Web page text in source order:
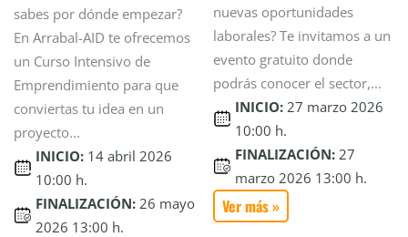
sabes por dónde empezar?
En Arrabal-AID te ofrecemos
un Curso Intensivo de
Emprendimiento para que
conviertas tu idea en un
proyecto...
INICIO: 14 abril 2026
10:00 h.
FINALIZACIÓN: 26 mayo
2026 13:00 h.
nuevas oportunidades
laborales? Te invitamos a un
evento gratuito donde
podrás conocer el sector,...
INICIO: 27 marzo 2026
10:00 h.
FINALIZACIÓN: 27
marzo 2026 13:00 h.
Ver más »